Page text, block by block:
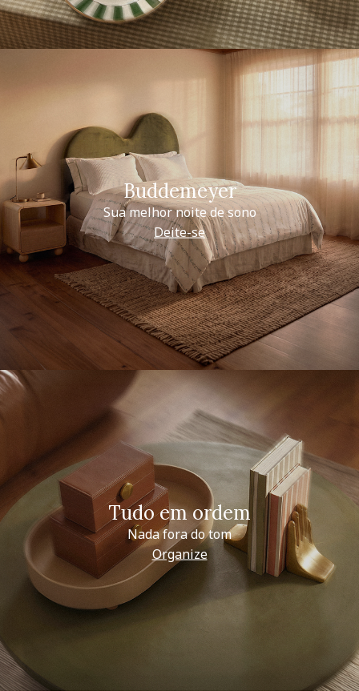
Buddemeyer
Sua melhor noite de sono
Deite-se
Tudo em ordem
Nada fora do tom
Organize